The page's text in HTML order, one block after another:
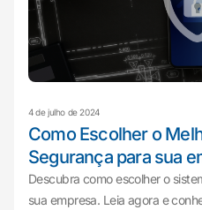
4 de julho de 2024
Como Escolher o
Segurança para sua
Descubra como escolher o
sua empresa. Leia agora e